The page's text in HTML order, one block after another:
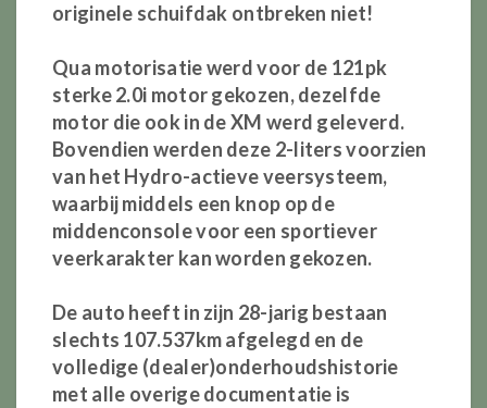
originele schuifdak ontbreken niet!
Qua motorisatie werd voor de 121pk
sterke 2.0i motor gekozen, dezelfde
motor die ook in de XM werd geleverd.
Bovendien werden deze 2-liters voorzien
van het Hydro-actieve veersysteem,
waarbij middels een knop op de
middenconsole voor een sportiever
veerkarakter kan worden gekozen.
De auto heeft in zijn 28-jarig bestaan
slechts 107.537km afgelegd en de
volledige (dealer)onderhoudshistorie
met alle overige documentatie is